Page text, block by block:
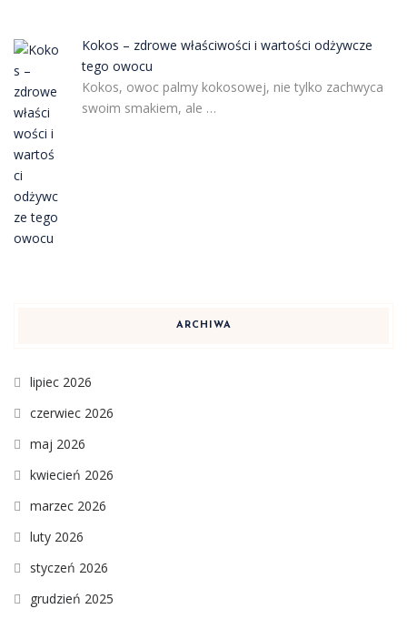
Kokos – zdrowe właściwości i wartości odżywcze
tego owocu
Kokos, owoc palmy kokosowej, nie tylko zachwyca
swoim smakiem, ale …
ARCHIWA
lipiec 2026
czerwiec 2026
maj 2026
kwiecień 2026
marzec 2026
luty 2026
styczeń 2026
grudzień 2025